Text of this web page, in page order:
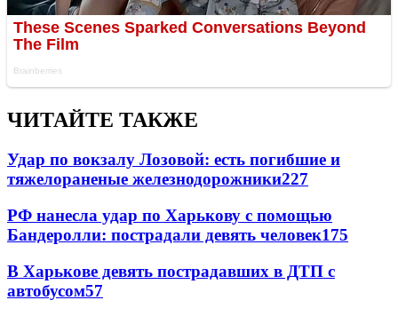
ЧИТАЙТЕ ТАКЖЕ
Удар по вокзалу Лозовой: есть погибшие и
тяжелораненые железнодорожники227
РФ нанесла удар по Харькову с помощью
Бандеролли: пострадали девять человек175
В Харькове девять пострадавших в ДТП с
автобусом57